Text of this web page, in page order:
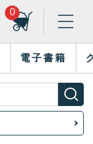
0
電子書籍